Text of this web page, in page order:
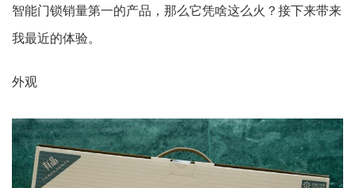
智能门锁销量第一的产品，那么它凭啥这么火？接下来带来
我最近的体验。
外观